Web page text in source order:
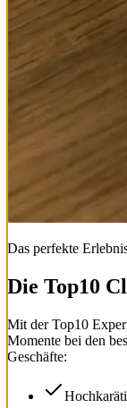
Das perfekte
Die Top10
Mit derTop10
Momente bei den
Geschäfte: